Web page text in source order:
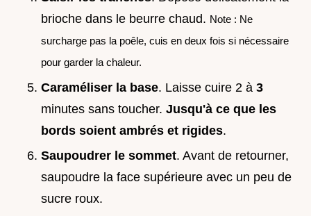
brioche dans le beurre chaud. Note : Ne
surcharge pas la poêle, cuis en deux fois si nécessaire
pour garder la chaleur.
Caraméliser la base. Laisse cuire 2 à 3
minutes sans toucher. Jusqu'à ce que les
bords soient ambrés et rigides.
Saupoudrer le sommet. Avant de retourner,
saupoudre la face supérieure avec un peu de
sucre roux.